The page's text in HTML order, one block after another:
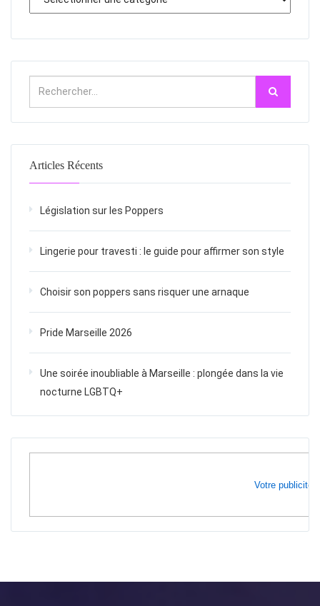
Articles Récents
Législation sur les Poppers
Lingerie pour travesti : le guide pour affirmer son style
Choisir son poppers sans risquer une arnaque
Pride Marseille 2026
Une soirée inoubliable à Marseille : plongée dans la vie
nocturne LGBTQ+
Votre publicité